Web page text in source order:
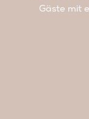
Gäste mit